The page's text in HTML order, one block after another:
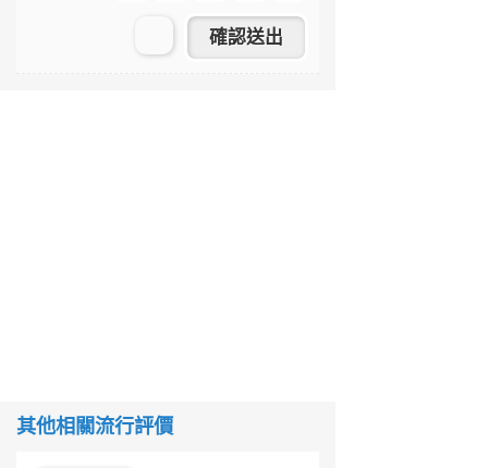
其他相關流行評價